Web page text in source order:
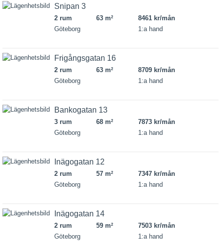
Snipan 3
2 rum 63 m2
8461 kr/mån
Göteborg
1:a hand
Frigångsgatan 16
2 rum 63 m2
8709 kr/mån
Göteborg
1:a hand
Bankogatan 13
3 rum 68 m2
7873 kr/mån
Göteborg
1:a hand
Inägogatan 12
2 rum 57 m2
7347 kr/mån
Göteborg
1:a hand
Inägogatan 14
2 rum 59 m2
7503 kr/mån
Göteborg
1:a hand